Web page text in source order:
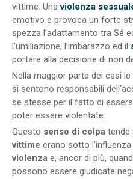
vittime. Unaviolenza
emotivo e provoca un forte
spezza l’adattamento tra Sé
l’umiliazione, l’imbarazzo ed il
portare alla decisione di non
Nella maggior parte dei casi le
si sentono responsabili
se stesse per il fatto di
poter essere violentate.
Questo senso di colpa tende
vittime erano sotto
violenza e, ancor di più,
possono essere giudicate